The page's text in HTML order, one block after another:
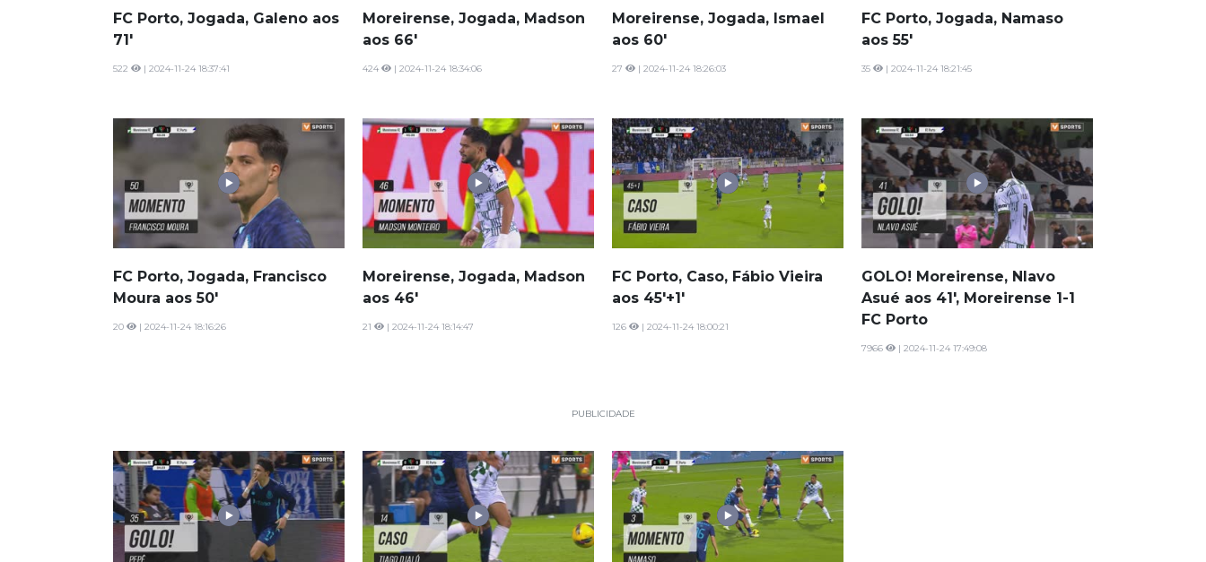
FC Porto, Jogada, Galeno aos
71'
522 | 2024-11-24 18:37:41
Moreirense, Jogada, Madson
aos 66'
424 | 2024-11-24 18:34:06
Moreirense, Jogada, Ismael
aos 60'
27 | 2024-11-24 18:26:03
FC Porto, Jogada, Namaso
aos 55'
35 | 2024-11-24 18:21:45
FC Porto, Jogada, Francisco
Moura aos 50'
20 | 2024-11-24 18:16:26
Moreirense, Jogada, Madson
aos 46'
21 | 2024-11-24 18:14:47
FC Porto, Caso, Fábio Vieira
aos 45'+1'
126 | 2024-11-24 18:00:21
GOLO! Moreirense, Nlavo
Asué aos 41', Moreirense 1-1
FC Porto
7966 | 2024-11-24 17:49:08
PUBLICIDADE